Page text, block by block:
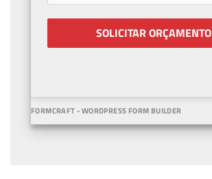
SOLICITAR ORÇAMENTO
FORMCRAFT - WORDPRESS FORM BUILDER